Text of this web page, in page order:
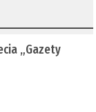
„Gazety